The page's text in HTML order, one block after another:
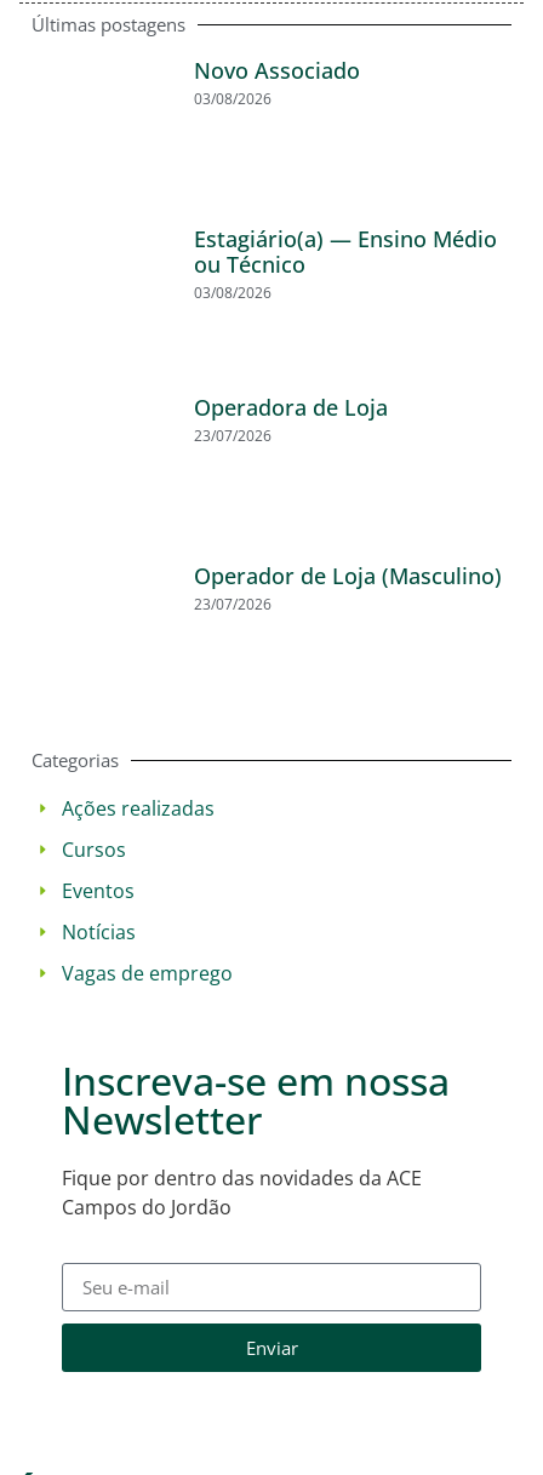
Últimas postagens
Novo Associado
03/08/2026
Estagiário(a) — Ensino Médio
ou Técnico
03/08/2026
Operadora de Loja
23/07/2026
Operador de Loja (Masculino)
23/07/2026
Categorias
Ações realizadas
Cursos
Eventos
Notícias
Vagas de emprego
Inscreva-se em nossa
Newsletter
Fique por dentro das novidades da ACE
Campos do Jordão
Enviar